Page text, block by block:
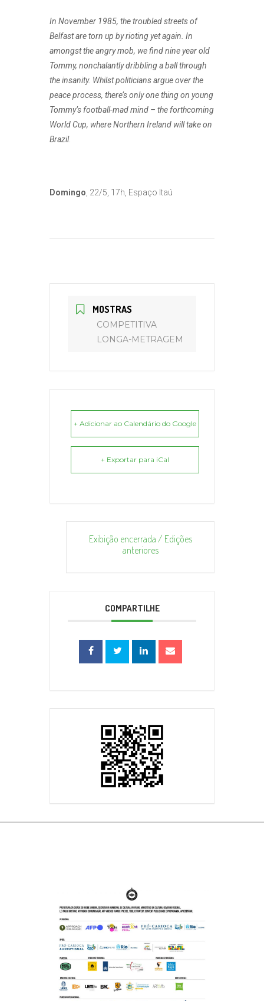
In November 1985, the troubled streets of
Belfast are torn up by rioting yet again. In
amongst the angry mob, we find nine year old
Tommy, nonchalantly dribbling a ball through
the insanity. Whilst politicians argue over the
peace process, there’s only one thing on young
Tommy’s football-mad mind – the forthcoming
World Cup, where Northern Ireland will take on
Brazil.
Domingo , 22/5, 17h, Espaço Itaú
MOSTRAS
COMPETITIVA
LONGA-METRAGEM
+ Adicionar ao Calendário do Google
+ Exportar para iCal
Exibição encerrada / Edições
anteriores
COMPARTILHE